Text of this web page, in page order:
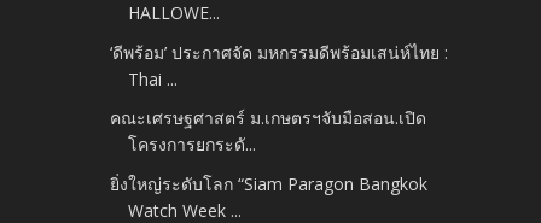
HALLOWE...
‘ดีพร้อม’ ประกาศจัด มหกรรมดีพร้อมเสน่ห์ไทย :
Thai ...
คณะเศรษฐศาสตร์ ม.เกษตรฯจับมือสอน.เปิด
โครงการยกระดั...
ยิ่งใหญ่ระดับโลก “Siam Paragon Bangkok
Watch Week ...